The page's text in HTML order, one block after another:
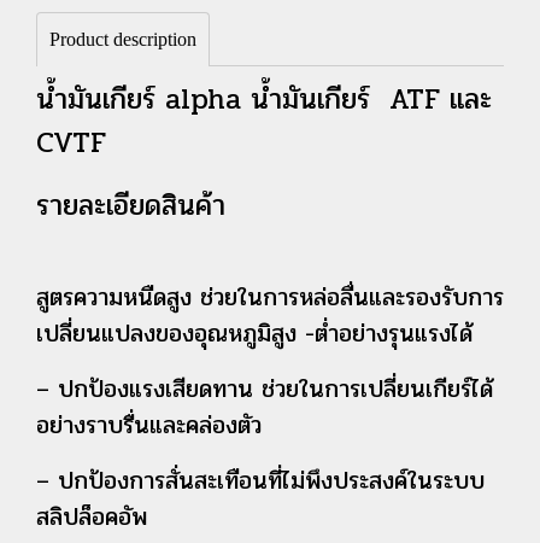
Product description
น้ำมันเกียร์ alpha น้ำมันเกียร์ ATF และ
CVTF
รายละเอียดสินค้า
สูตรความหนืดสูง ช่วยในการหล่อลื่นและรองรับการ
เปลี่ยนแปลงของอุณหภูมิสูง -ต่ำอย่างรุนแรงได้
– ปกป้องแรงเสียดทาน ช่วยในการเปลี่ยนเกียร์ได้
อย่างราบรื่นและคล่องตัว
– ปกป้องการสั่นสะเทือนที่ไม่พึงประสงค์ในระบบ
สลิปล็อคอัพ